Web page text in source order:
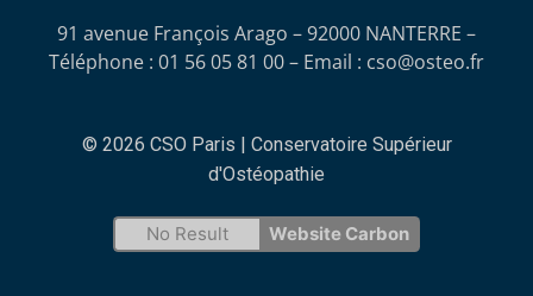
91 avenue François Arago – 92000 NANTERRE –
Téléphone : 01 56 05 81 00 – Email : cso@osteo.fr
© 2026 CSO Paris | Conservatoire Supérieur
d'Ostéopathie
No Result Website Carbon